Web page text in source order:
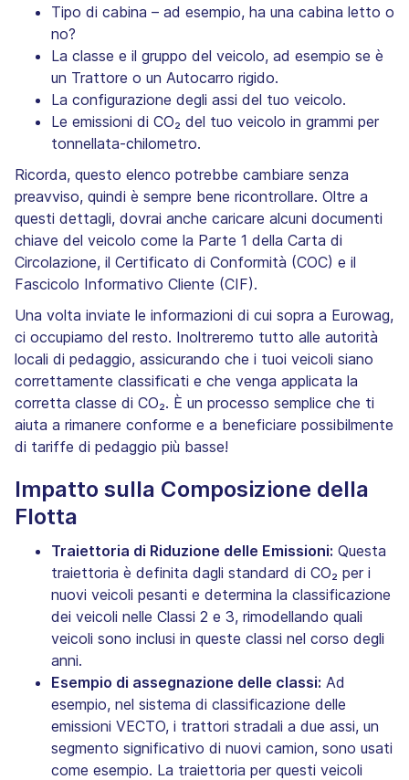
Tipo di cabina – ad esempio, ha una cabina letto o
no?
La classe e il gruppo del veicolo, ad esempio se è
un Trattore o un Autocarro rigido.
La configurazione degli assi del tuo veicolo.
Le emissioni di CO₂ del tuo veicolo in grammi per
tonnellata-chilometro.
Ricorda, questo elenco potrebbe cambiare senza
preavviso, quindi è sempre bene ricontrollare. Oltre a
questi dettagli, dovrai anche caricare alcuni documenti
chiave del veicolo come la Parte 1 della Carta di
Circolazione, il Certificato di Conformità (COC) e il
Fascicolo Informativo Cliente (CIF).
Una volta inviate le informazioni di cui sopra a Eurowag,
ci occupiamo del resto. Inoltreremo tutto alle autorità
locali di pedaggio, assicurando che i tuoi veicoli siano
correttamente classificati e che venga applicata la
corretta classe di CO₂. È un processo semplice che ti
aiuta a rimanere conforme e a beneficiare possibilmente
di tariffe di pedaggio più basse!
Impatto sulla Composizione della
Flotta
Traiettoria di Riduzione delle Emissioni: Questa
traiettoria è definita dagli standard di CO₂ per i
nuovi veicoli pesanti e determina la classificazione
dei veicoli nelle Classi 2 e 3, rimodellando quali
veicoli sono inclusi in queste classi nel corso degli
anni.
Esempio di assegnazione delle classi: Ad
esempio, nel sistema di classificazione delle
emissioni VECTO, i trattori stradali a due assi, un
segmento significativo di nuovi camion, sono usati
come esempio. La traiettoria per questi veicoli